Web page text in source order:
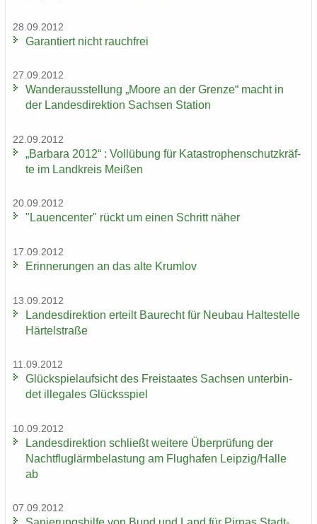
28.09.2012
Ga­ran­tiert nicht rauch­frei
27.09.2012
Wan­der­aus­stel­lung „Moore an der Gren­ze“ macht in
der Lan­des­di­rek­ti­on Sach­sen Sta­ti­on
22.09.2012
„Bar­ba­ra 2012“ : Voll­übung für Ka­ta­stro­phen­schutz­kräf­
te im Land­kreis Mei­ßen
20.09.2012
"Lau­en­cen­ter" rückt um einen Schritt näher
17.09.2012
Er­in­ne­run­gen an das alte Krum­lov
13.09.2012
Lan­des­di­rek­ti­on er­teilt Bau­recht für Neu­bau Hal­te­stel­le
Här­tel­stra­ße
11.09.2012
Glück­spiel­auf­sicht des Frei­staa­tes Sach­sen un­ter­bin­
det il­le­ga­les Glücks­spiel
10.09.2012
Lan­des­di­rek­ti­on schließt wei­te­re Über­prü­fung der
Nacht­flug­lärm­be­las­tung am Flug­ha­fen Leip­zig/Halle
ab
07.09.2012